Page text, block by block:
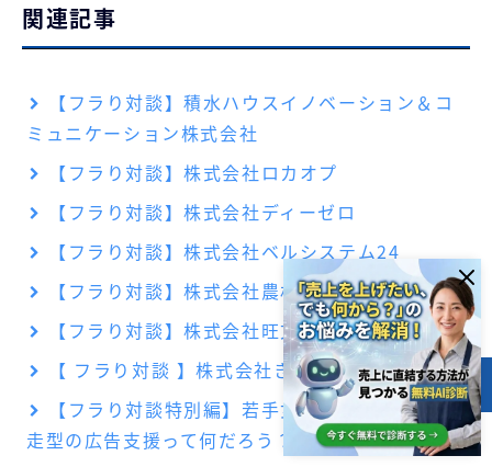
関連記事
【フラり対談】積水ハウスイノベーション＆コ
ミュニケーション株式会社
【フラり対談】株式会社ロカオプ
【フラり対談】株式会社ディーゼロ
【フラり対談】株式会社ベルシステム24
【フラり対談】株式会社農材ドットコム
【フラり対談】株式会社旺文社
【 フラり対談 】株式会社きらやか銀行
【フラり対談特別編】若手女子社員座談会 〜伴
走型の広告支援って何だろう？
目次